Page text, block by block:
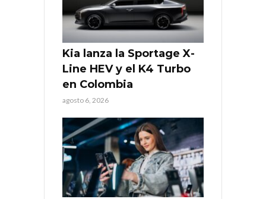
Kia lanza la Sportage X-
Line HEV y el K4 Turbo
en Colombia
agosto 6, 2026